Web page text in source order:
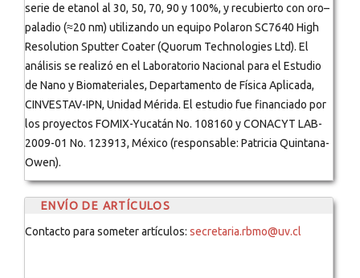
serie de etanol al 30, 50, 70, 90 y 100%, y recubierto con oro–
paladio (≈20 nm) utilizando un equipo Polaron SC7640 High
Resolution Sputter Coater (Quorum Technologies Ltd). El
análisis se realizó en el Laboratorio Nacional para el Estudio
de Nano y Biomateriales, Departamento de Física Aplicada,
CINVESTAV-IPN, Unidad Mérida. El estudio fue financiado por
los proyectos FOMIX-Yucatán No. 108160 y CONACYT LAB-
2009-01 No. 123913, México (responsable: Patricia Quintana-
Owen).
ENVÍO DE ARTÍCULOS
Contacto para someter artículos: secretaria.rbmo@uv.cl